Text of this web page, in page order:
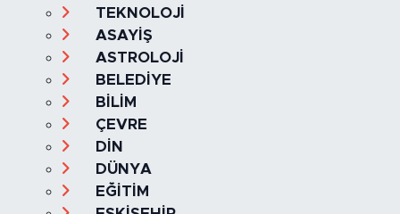
TEKNOLOJİ
ASAYİŞ
ASTROLOJİ
BELEDİYE
BİLİM
ÇEVRE
DİN
DÜNYA
EĞİTİM